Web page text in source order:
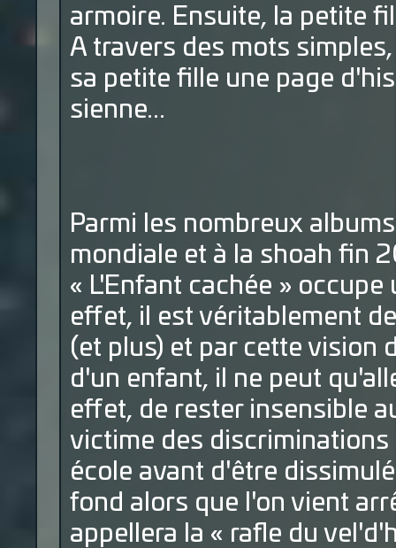
armoire. Ensuite, la petite
A travers des mots
sa petite fille une page
sienne...
Parmi les nombreux
mondiale et à la shoah fin
« L'Enfant cachée »
effet, il est véritablement
(et plus) et par cette vision
d'un enfant, il ne peut
effet, de rester insensible
victime des
école avant d'être
fond alors que l'on vient
appellera la « rafle du